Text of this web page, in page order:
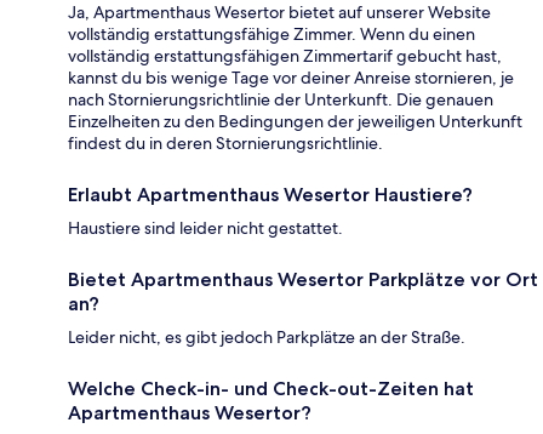
Ja, Apartmenthaus Wesertor bietet auf unserer Website
vollständig erstattungsfähige Zimmer. Wenn du einen
vollständig erstattungsfähigen Zimmertarif gebucht hast,
kannst du bis wenige Tage vor deiner Anreise stornieren, je
nach Stornierungsrichtlinie der Unterkunft. Die genauen
Einzelheiten zu den Bedingungen der jeweiligen Unterkunft
findest du in deren Stornierungsrichtlinie.
Erlaubt Apartmenthaus Wesertor Haustiere?
Haustiere sind leider nicht gestattet.
Bietet Apartmenthaus Wesertor Parkplätze vor Ort
an?
Leider nicht, es gibt jedoch Parkplätze an der Straße.
Welche Check-in- und Check-out-Zeiten hat
Apartmenthaus Wesertor?